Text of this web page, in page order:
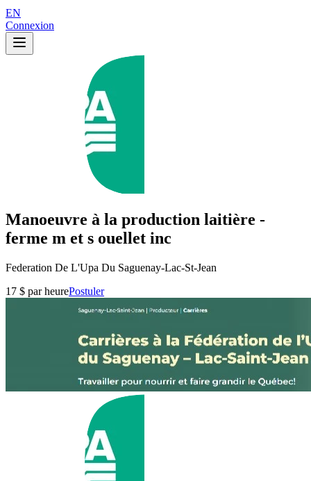
EN
Connexion
Manoeuvre à la production laitière -
ferme m et s ouellet inc
Federation De L'Upa Du Saguenay-Lac-St-Jean
17 $ par heurePostuler